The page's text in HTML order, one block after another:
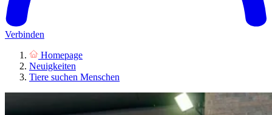
Verbinden
Homepage
Neuigkeiten
Tiere suchen Menschen